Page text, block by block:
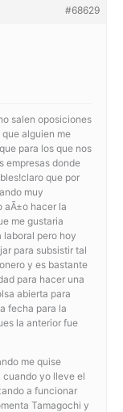
#68629
salen oposiciones
que alguien me
para los que nos
empresas donde
que por
muy
aÃ±o hacer la
me gustaria
laboral pero hoy
para subsistir tal
y es bastante
para hacer una
abierta para
fecha para la
la anterior fue
me quise
yo lleve el
a funcionar
Tamagochi y